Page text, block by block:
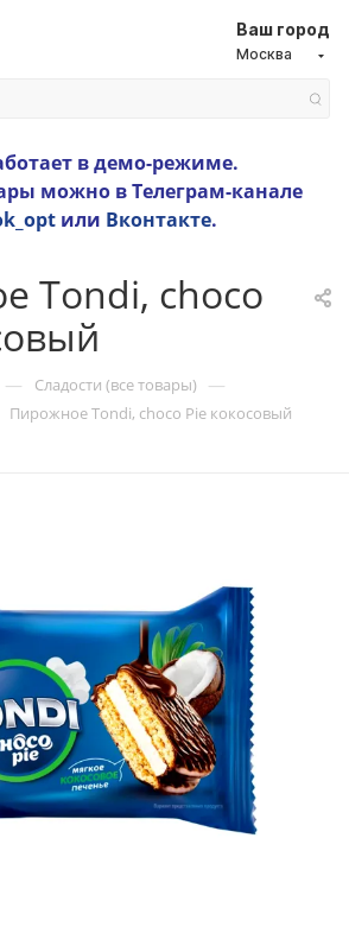
Ваш город
Москва
в демо-режиме.
можно в Телеграм-канале
или Вконтакте.
Tondi, choco
— Сладости (все товары) —
Пирожное Tondi, choco Pie кокосовый